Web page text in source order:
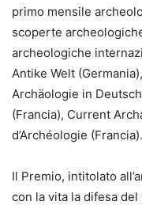
primo mensile
scoperte
archeologiche
Antike Welt (Germania),
Archäologie in
(Francia), Current
d’Archéologie (Francia).
Il Premio, intitolato
con la vita la difesa